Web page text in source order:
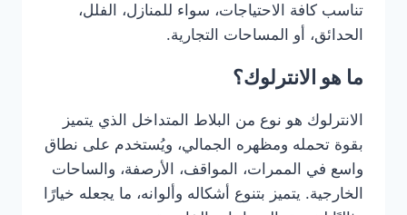
تناسب كافة الاحتياجات، سواء للمنازل، الفلل،
الحدائق، أو المساحات التجارية.
ما هو الانترلوك؟
الانترلوك هو نوع من البلاط المتداخل الذي يتميز
بقوة تحمله ومظهره الجمالي، ويُستخدم على نطاق
واسع في الممرات، المواقف، الأرصفة، والساحات
الخارجية. يتميز بتنوع أشكاله وألوانه، ما يجعله خيارًا